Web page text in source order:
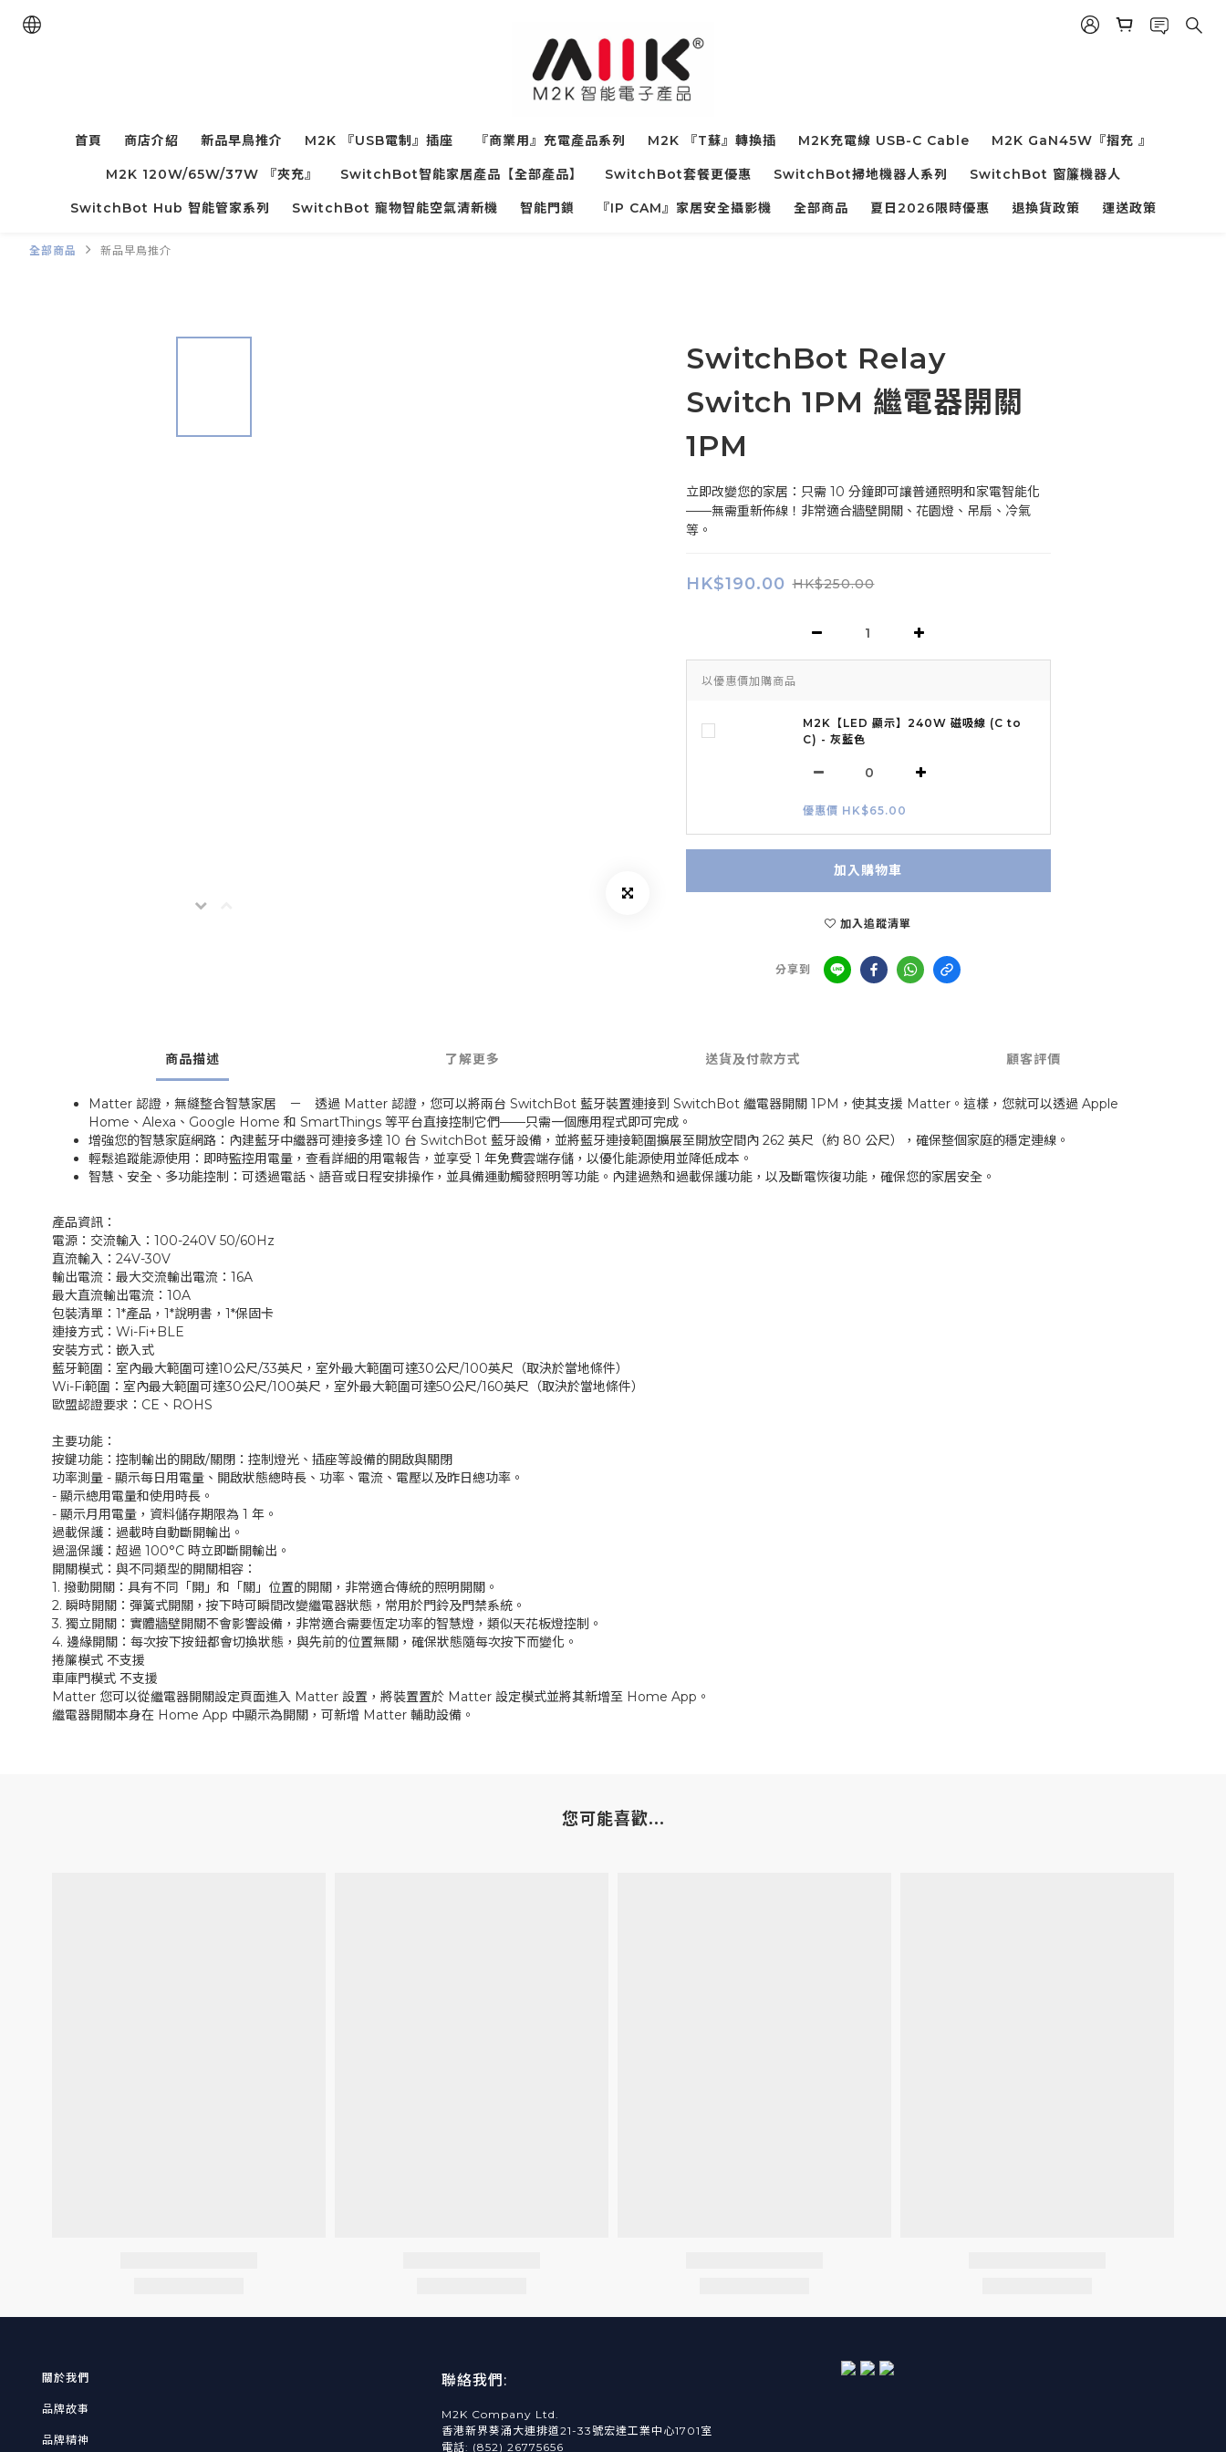
首頁 商店介紹 新品早鳥推介 M2K 『USB電制』插座 『商業用』充電產品系列 M2K 『T蘇』轉換插 M2K充電線 USB-C Cable M2K GaN45W『摺充 』
M2K 120W/65W/37W 『夾充』 SwitchBot智能家居產品【全部產品】 SwitchBot套餐更優惠 SwitchBot掃地機器人系列 SwitchBot 窗簾機器人
SwitchBot Hub 智能管家系列 SwitchBot 寵物智能空氣清新機 智能門鎖 『IP CAM』家居安全攝影機 全部商品 夏日2026限時優惠 退換貨政策 運送政策
全部商品 新品早鳥推介
SwitchBot Relay
Switch 1PM 繼電器開關
1PM
立即改變您的家居：只需 10 分鐘即可讓普通照明和家電智能化
——無需重新佈線！非常適合牆壁開關、花園燈、吊扇、冷氣
等。
HK$190.00 HK$250.00
以優惠價加購商品
M2K【LED 顯示】240W 磁吸線 (C to
C) - 灰藍色
優惠價 HK$65.00
加入購物車
加入追蹤清單
分享到
商品描述 了解更多 送貨及付款方式 顧客評價
Matter 認證，無縫整合智慧家居 － 透過 Matter 認證，您可以將兩台 SwitchBot 藍牙裝置連接到 SwitchBot 繼電器開關 1PM，使其支援 Matter。這樣，您就可以透過 Apple
Home、Alexa、Google Home 和 SmartThings 等平台直接控制它們——只需一個應用程式即可完成。
增強您的智慧家庭網路：內建藍牙中繼器可連接多達 10 台 SwitchBot 藍牙設備，並將藍牙連接範圍擴展至開放空間內 262 英尺（約 80 公尺），確保整個家庭的穩定連線。
輕鬆追蹤能源使用：即時監控用電量，查看詳細的用電報告，並享受 1 年免費雲端存儲，以優化能源使用並降低成本。
智慧、安全、多功能控制：可透過電話、語音或日程安排操作，並具備運動觸發照明等功能。內建過熱和過載保護功能，以及斷電恢復功能，確保您的家居安全。
產品資訊：
電源：交流輸入：100-240V 50/60Hz
直流輸入：24V-30V
輸出電流：最大交流輸出電流：16A
最大直流輸出電流：10A
包裝清單：1*產品，1*說明書，1*保固卡
連接方式：Wi-Fi+BLE
安裝方式：嵌入式
藍牙範圍：室內最大範圍可達10公尺/33英尺，室外最大範圍可達30公尺/100英尺（取決於當地條件）
Wi-Fi範圍：室內最大範圍可達30公尺/100英尺，室外最大範圍可達50公尺/160英尺（取決於當地條件）
歐盟認證要求：CE、ROHS
主要功能：
按鍵功能：控制輸出的開啟/關閉：控制燈光、插座等設備的開啟與關閉
功率測量 - 顯示每日用電量、開啟狀態總時長、功率、電流、電壓以及昨日總功率。
- 顯示總用電量和使用時長。
- 顯示月用電量，資料儲存期限為 1 年。
過載保護：過載時自動斷開輸出。
過溫保護：超過 100°C 時立即斷開輸出。
開關模式：與不同類型的開關相容：
1. 撥動開關：具有不同「開」和「關」位置的開關，非常適合傳統的照明開關。
2. 瞬時開關：彈簧式開關，按下時可瞬間改變繼電器狀態，常用於門鈴及門禁系統。
3. 獨立開關：實體牆壁開關不會影響設備，非常適合需要恆定功率的智慧燈，類似天花板燈控制。
4. 邊緣開關：每次按下按鈕都會切換狀態，與先前的位置無關，確保狀態隨每次按下而變化。
捲簾模式 不支援
車庫門模式 不支援
Matter 您可以從繼電器開關設定頁面進入 Matter 設置，將裝置置於 Matter 設定模式並將其新增至 Home App。
繼電器開關本身在 Home App 中顯示為開關，可新增 Matter 輔助設備。
您可能喜歡...
關於我們
品牌故事
品牌精神
聯絡我們:
M2K Company Ltd.
香港新界葵涌大連排道21-33號宏達工業中心1701室
電話: (852) 26775656